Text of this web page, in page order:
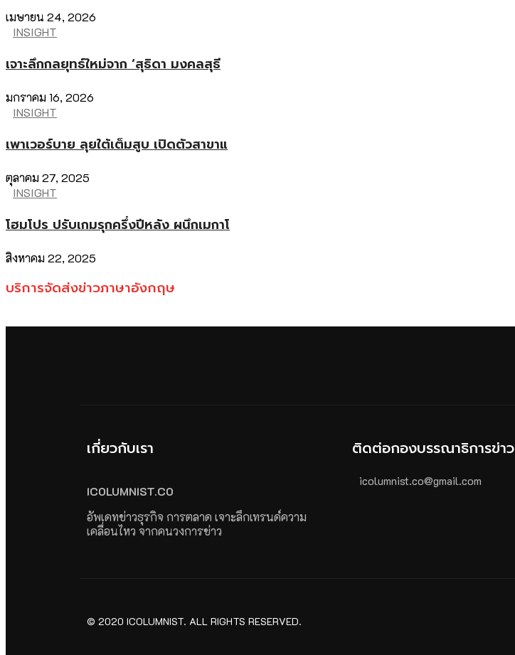
เมษายน 24, 2026
INSIGHT
เจาะลึกกลยุทธ์ใหม่จาก ‘สุธิดา มงคลสุธี
มกราคม 16, 2026
INSIGHT
เพาเวอร์บาย ลุยใต้เต็มสูบ เปิดตัวสาขาแ
ตุลาคม 27, 2025
INSIGHT
โฮมโปร ปรับเกมรุกครึ่งปีหลัง ผนึกเมกาโ
สิงหาคม 22, 2025
บริการจัดส่งข่าวภาษาอังกฤษ
เกี่ยวกับเรา
ICOLUMNIST.CO
อัพเดทข่าวธุรกิจ การตลาด เจาะลึกเทรนด์ความ
เคลื่อนไหว จากคนวงการข่าว
ติดต่อกองบรรณาธิการข่าว
icolumnist.co@gmail.com
© 2020 ICOLUMNIST. ALL RIGHTS RESERVED.